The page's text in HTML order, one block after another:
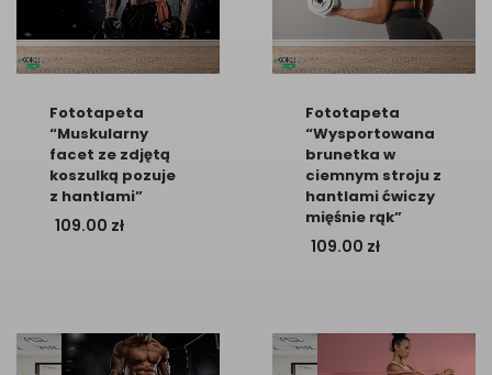
Fototapeta
“Muskularny
facet ze zdjętą
koszulką pozuje
z hantlami”
109.00 zł
Fototapeta
“Wysportowana
brunetka w
ciemnym stroju z
hantlami ćwiczy
mięśnie rąk”
109.00 zł